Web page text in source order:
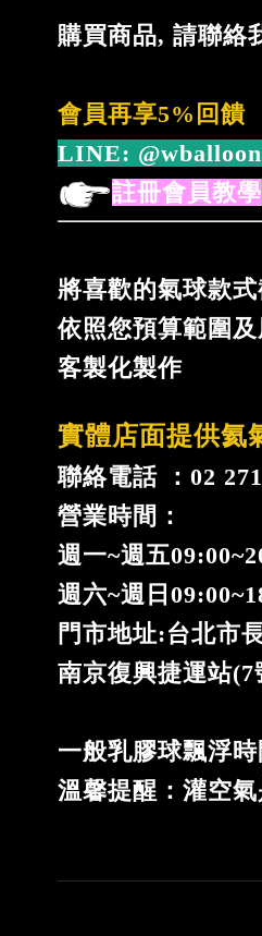
購買商品, 請聯絡
會員再享5%回饋
LINE:
註冊會員教學
將喜歡的氣球款
依照您預算範圍
客製化製作
實體店面提供氦
聯絡電話 ：02
營業時間：
週一~週五
週六~週日
門市地址:台北市
南京復興捷運站
一般乳膠球飄浮
溫馨提醒：灌空